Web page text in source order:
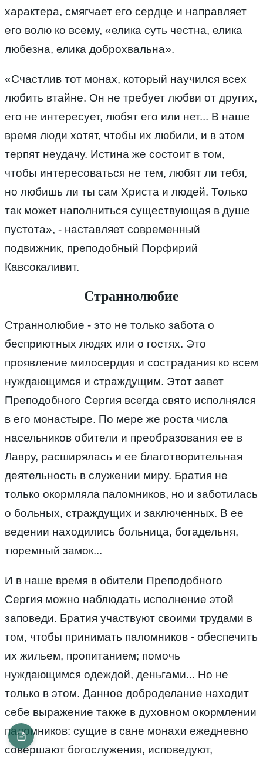
характера, смягчает его сердце и направляет
его волю ко всему, «елика суть честна, елика
любезна, елика доброхвальна».
«Счастлив тот монах, который научился всех
любить втайне. Он не требует любви от других,
его не интересует, любят его или нет... В наше
время люди хотят, чтобы их любили, и в этом
терпят неудачу. Истина же состоит в том,
чтобы интересоваться не тем, любят ли тебя,
но любишь ли ты сам Христа и людей. Только
так может наполниться существующая в душе
пустота», - наставляет современный
подвижник, преподобный Порфирий
Кавсокаливит.
Страннолюбие
Страннолюбие - это не только забота о
бесприютных людях или о гостях. Это
проявление милосердия и сострадания ко всем
нуждающимся и страждущим. Этот завет
Преподобного Сергия всегда свято исполнялся
в его монастыре. По мере же роста числа
насельников обители и преобразования ее в
Лавру, расширялась и ее благотворительная
деятельность в служении миру. Братия не
только окормляла паломников, но и заботилась
о больных, страждущих и заключенных. В ее
ведении находились больница, богадельня,
тюремный замок...
И в наше время в обители Преподобного
Сергия можно наблюдать исполнение этой
заповеди. Братия участвуют своими трудами в
том, чтобы принимать паломников - обеспечить
их жильем, пропитанием; помочь
нуждающимся одеждой, деньгами... Но не
только в этом. Данное доброделание находит
себе выражение также в духовном окормлении
паломников: сущие в сане монахи ежедневно
совершают богослужения, исповедуют,